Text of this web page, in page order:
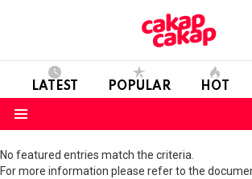
LATEST POPULAR HOT
No featured entries match the criteria.
For more information please refer to the